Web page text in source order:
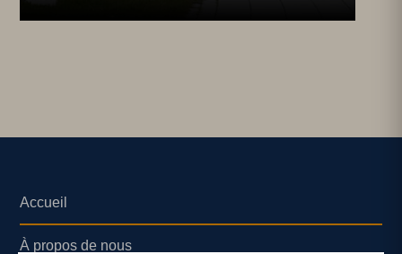
Accueil
À propos de nous